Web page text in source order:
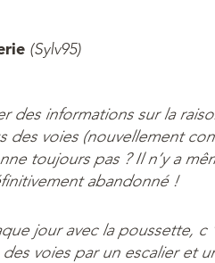
(Sylv95)
des informations sur la
des voies (nouvellement
toujours pas ? Il n’y a
abandonné !
jour avec la poussette, c
voies par un escalier et